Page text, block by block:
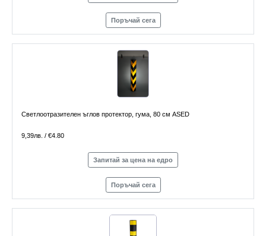
Поръчай сега
Светлоотразителен ъглов протектор, гума, 80 см ASED
9,39лв. / €4.80
Запитай за цена на едро
Поръчай сега